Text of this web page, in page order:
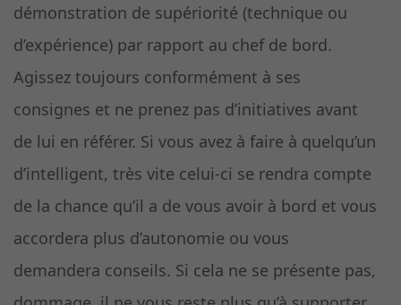
démonstration de supériorité (technique ou
d’expérience) par rapport au chef de bord.
Agissez toujours conformément à ses
consignes et ne prenez pas d’initiatives avant
de lui en référer. Si vous avez à faire à quelqu’un
d’intelligent, très vite celui-ci se rendra compte
de la chance qu’il a de vous avoir à bord et vous
accordera plus d’autonomie ou vous
demandera conseils. Si cela ne se présente pas,